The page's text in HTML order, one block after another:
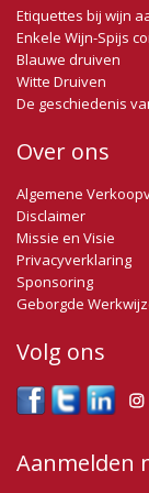
bubbel houdt!
Etiquettes bij wijn
Enkele Wijn-Spijs
Blauwe druiven
Witte Druiven
De geschiedenis
Over ons
Algemene
Disclaimer
Missie en Visie
Privacyverklaring
Sponsoring
Geborgde
Volg ons
Aanmelden